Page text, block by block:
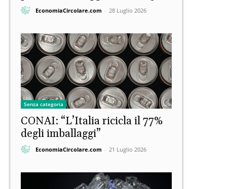
EconomiaCircolare.com - 28 Luglio 2026
Senza categoria
CONAI: “L’Italia ricicla il 77%
degli imballaggi”
EconomiaCircolare.com - 21 Luglio 2026